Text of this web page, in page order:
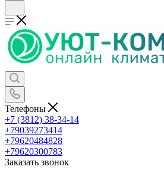
Телефоны
+7 (3812) 38-34-14
+79039273414
+79620484828
+79620300783
Заказать звонок